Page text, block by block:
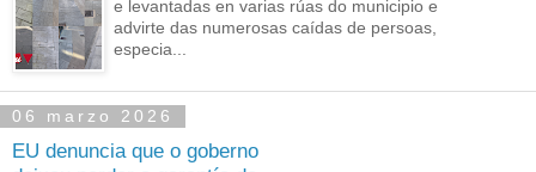
e levantadas en varias rúas do municipio e
advirte das numerosas caídas de persoas,
especia...
06 marzo 2026
EU denuncia que o goberno